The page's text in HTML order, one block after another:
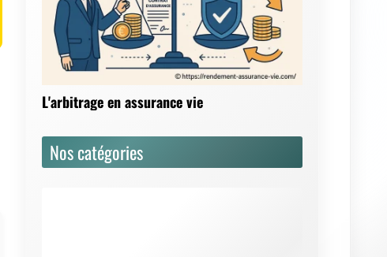
L'arbitrage en assurance vie
Nos catégories